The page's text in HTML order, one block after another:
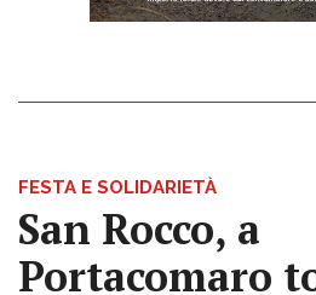
FESTA E SOLIDARIETÀ
San Rocco, a
Portacomaro